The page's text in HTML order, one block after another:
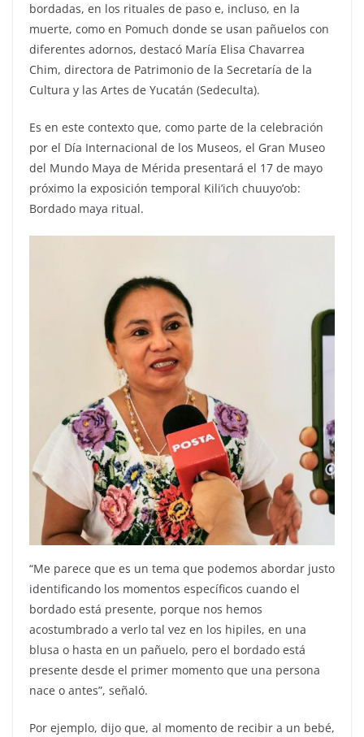
bordadas, en los rituales de paso e, incluso, en la
muerte, como en Pomuch donde se usan pañuelos con
diferentes adornos, destacó María Elisa Chavarrea
Chim, directora de Patrimonio de la Secretaría de la
Cultura y las Artes de Yucatán (Sedeculta).
Es en este contexto que, como parte de la celebración
por el Día Internacional de los Museos, el Gran Museo
del Mundo Maya de Mérida presentará el 17 de mayo
próximo la exposición temporal Kili’ich chuuyo’ob:
Bordado maya ritual.
“Me parece que es un tema que podemos abordar justo
identificando los momentos específicos cuando el
bordado está presente, porque nos hemos
acostumbrado a verlo tal vez en los hipiles, en una
blusa o hasta en un pañuelo, pero el bordado está
presente desde el primer momento que una persona
nace o antes”, señaló.
Por ejemplo, dijo que, al momento de recibir a un bebé,